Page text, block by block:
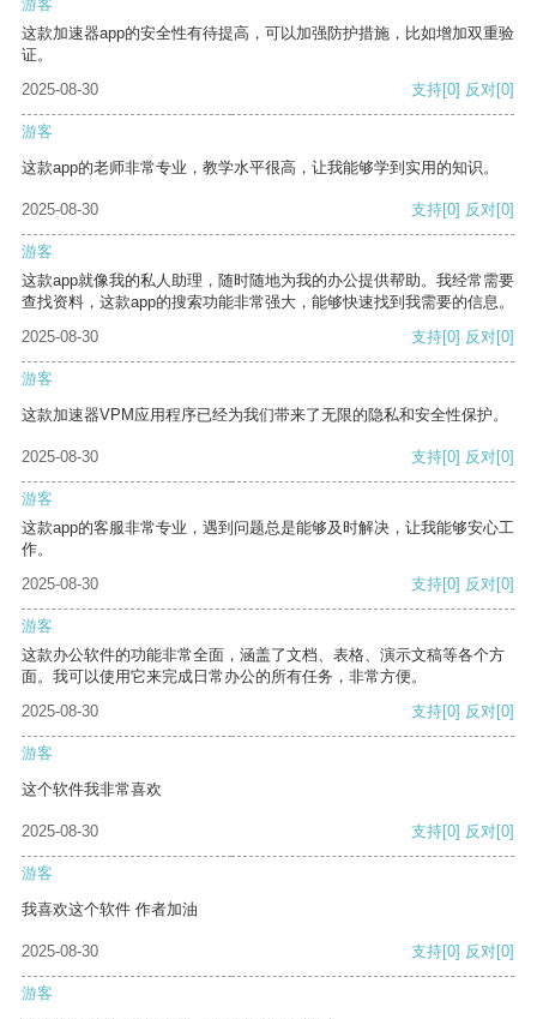
游客
这款加速器app的安全性有待提高，可以加强防护措施，比如增加双重验
证。
2025-08-30
支持[0] 反对[0]
游客
这款app的老师非常专业，教学水平很高，让我能够学到实用的知识。
2025-08-30 支持[0] 反对[0]
游客
这款app就像我的私人助理，随时随地为我的办公提供帮助。我经常需要
查找资料，这款app的搜索功能非常强大，能够快速找到我需要的信息。
2025-08-30
支持[0] 反对[0]
游客
这款加速器VPM应用程序已经为我们带来了无限的隐私和安全性保护。
2025-08-30 支持[0] 反对[0]
游客
这款app的客服非常专业，遇到问题总是能够及时解决，让我能够安心工
作。
2025-08-30
支持[0] 反对[0]
游客
这款办公软件的功能非常全面，涵盖了文档、表格、演示文稿等各个方
面。我可以使用它来完成日常办公的所有任务，非常方便。
2025-08-30
支持[0] 反对[0]
游客
这个软件我非常喜欢
2025-08-30 支持[0] 反对[0]
游客
我喜欢这个软件 作者加油
2025-08-30 支持[0] 反对[0]
游客